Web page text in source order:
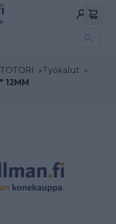
>Työkalut >
12MM